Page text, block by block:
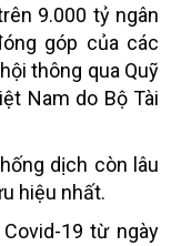
9.000 tỷ ngân
góp của các
thông qua Quỹ
Nam do Bộ Tài
dịch còn lâu
hiệu nhất.
19 từ ngày